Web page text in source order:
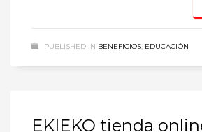
PUBLISHED IN BENEFICIOS, EDUCACIÓN
EKIEKO tienda